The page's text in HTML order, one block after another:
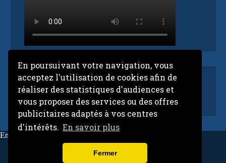
En poursuivant votre navigation, vous
acceptez l'utilisation de cookies afin de
réaliser des statistiques d'audiences et
vous proposer des services ou des offres
publicitaires adaptés à vos centres
d'intérêts. En savoir plus
Fermer
Accueil
ORTM en direct
Email: